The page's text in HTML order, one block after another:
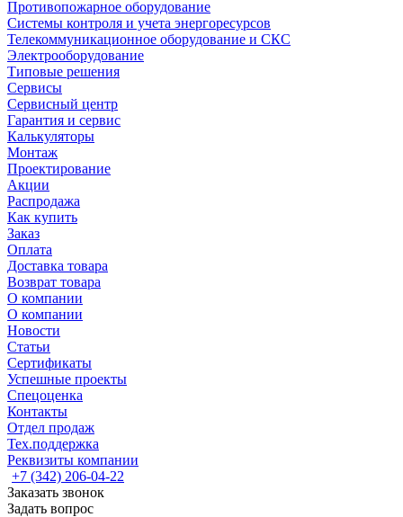
Противопожарное оборудование
Системы контроля и учета энергоресурсов
Телекоммуникационное оборудование и СКС
Электрооборудование
Типовые решения
Сервисы
Сервисный центр
Гарантия и сервис
Калькуляторы
Монтаж
Проектирование
Акции
Распродажа
Как купить
Заказ
Оплата
Доставка товара
Возврат товара
О компании
О компании
Новости
Статьи
Сертификаты
Успешные проекты
Спецоценка
Контакты
Отдел продаж
Тех.поддержка
Реквизиты компании
+7 (342) 206-04-22
Заказать звонок
Задать вопрос